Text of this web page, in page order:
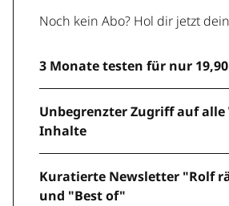
Noch kein Abo? Hol dir jetzt
3 Monate testen für nur
Unbegrenzter Zugriff auf alle
Inhalte
Kuratierte Newsletter "Rolf
und "Best of"